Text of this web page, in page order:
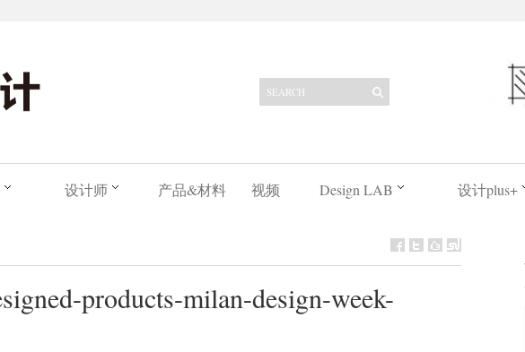
设计师 产品&材料 视频 Design LAB 设计plus+
products-milan-design-week-